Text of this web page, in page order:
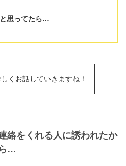
思ってたら…
くお話していきますね！
絡をくれる人に誘われたか
…